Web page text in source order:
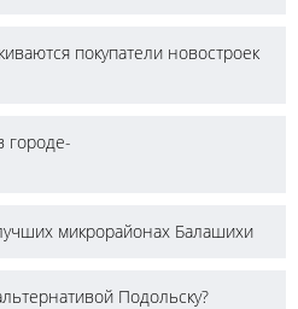
покупатели новостроек
городе-
микрорайонах Балашихи
Подольску?